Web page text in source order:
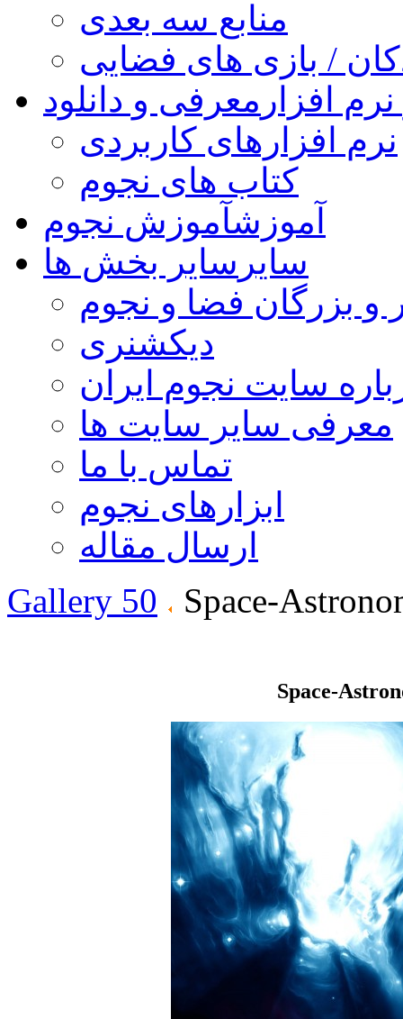
منابع سه بعدی
/ بازی های فضایی
افزار معرفی و دانلود
نرم افزارهای کاربردی
کتاب های نجوم
آموزشآموزش نجوم
سایر سایر بخش ها
و بزرگان فضا و نجوم
دیکشنری
سایت نجوم ایران
معرفی سایر سایت ها
تماس با ما
ابزارهای نجوم
ارسال مقاله
Gallery 50
Space-
Space-